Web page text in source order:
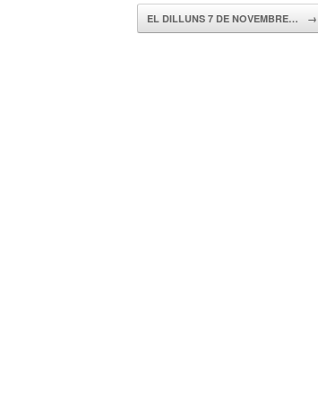
EL DILLUNS 7 DE NOVEMBRE… →